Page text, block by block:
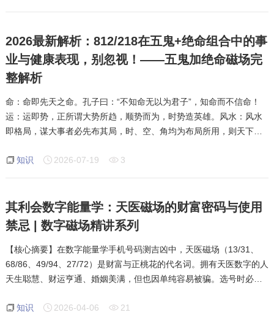
2026最新解析：812/218在五鬼+绝命组合中的事
业与健康表现，别忽视！——五鬼加绝命磁场完
整解析
命：命即先天之命。孔子曰：“不知命无以为君子”，知命而不信命！
运：运即势，正所谓大势所趋，顺势而为，时势造英雄。风水：风水
即格局，谋大事者必先布其局，时、空、角均为布局所用，则天下为
理，知识改变命运。名：名即名声，“雁过留
知识 2026-07-19 3
其利会数字能量学：天医磁场的财富密码与使用
禁忌 | 数字磁场精讲系列
【核心摘要】在数字能量学手机号码测吉凶中，天医磁场（13/31、
68/86、49/94、27/72）是财富与正桃花的代名词。拥有天医数字的人
天生聪慧、财运亨通、婚姻美满，但也因单纯容易被骗。选号时必须
多年实战案例，深度拆解天医磁场的正
知识 2026-04-06 21